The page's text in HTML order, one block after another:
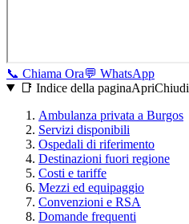
📞 Chiama Ora💬 WhatsApp
📑 Indice della paginaApriChiudi
Ambulanza privata a Burgos
Servizi disponibili
Ospedali di riferimento
Destinazioni fuori regione
Costi e tariffe
Mezzi ed equipaggio
Convenzioni e RSA
Domande frequenti